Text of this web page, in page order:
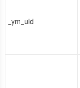
_ym_uid